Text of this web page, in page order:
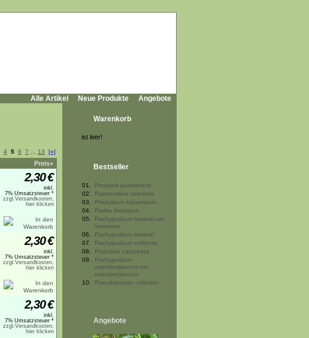
Alle Artikel Neue Produkte Angebote
4 5 6 7 13 [»]
Preis+
2,30€
inkl.
7% Umsatzsteuer *
zzgl.Versandkosten,
hier klicken
2,30€
inkl.
7% Umsatzsteuer *
zzgl.Versandkosten,
hier klicken
2,30€
inkl.
7% Umsatzsteuer *
zzgl.Versandkosten,
hier klicken
Warenkorb
ist leer!
Bestseller
01.
Prosopis pubescens
02.
Parmentiera cereifera
03.
Phebalium squameum
04.
Parkia timoriana
05.
Pachypodium lamerei var.
ramosum
06.
Pachypodium lamerei
07.
Pachypodium sofiense
08.
Podalyria calyptrata
09.
Pachypodium
rutenbergianum var.
rutenbergianum
10.
Pseudopanax colensoi
Angebote